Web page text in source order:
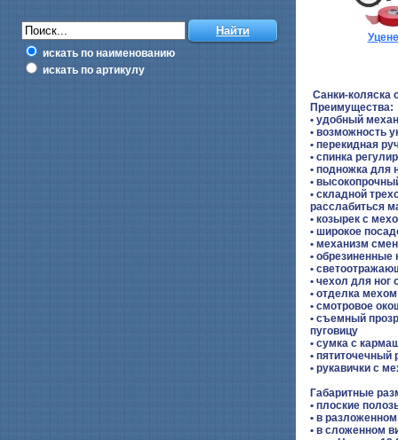
искать по наименованию
искать по артикулу
Санки-коляска
Преимущества:
• удобный
• возможность
• перекидная
• спинка
• подножка для
•
• складной
расслабиться
• козырек с
• широкое
• механизм
• обрезиненные
•
• чехол для ног
• отделка мехом
• смотровое
• съемный
пуговицу
• сумка с
• пятиточечный
• рукавички с
Габаритные
• плоские
• в
• в сложенном